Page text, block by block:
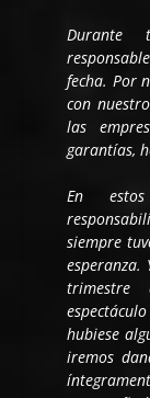
Durante
fecha. Por
con
las
garantías,
En
siempre
esperanza.
trimestre
hubiese
iremos